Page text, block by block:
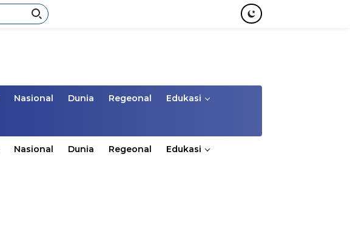
Nasional Dunia Regeonal Edukasi
Nasional Dunia Regeonal Edukasi